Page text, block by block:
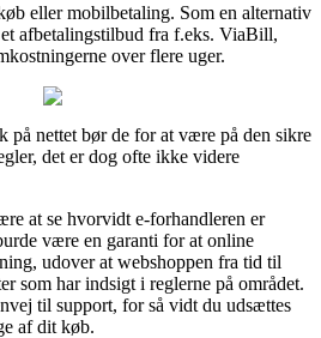
eller mobilbetaling. Som en alternativ
afbetalingstilbud fra f.eks. ViaBill,
over flere uger.
på nettet bør de for at være på den sikre
det er dog ofte ikke videre
at se hvorvidt e-forhandleren er
være en garanti for at online
udover at webshoppen fra tid til
som har indsigt i reglerne på området.
til support, for så vidt du udsættes
af dit køb.